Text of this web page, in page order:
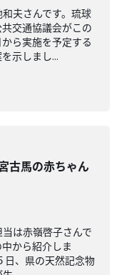
夫さんです。琉球
交通協議会がこの
ら実施を予定する
示しまし...
古馬の赤ちゃん
は赤嶺啓子さんで
から紹介しま
日、県の天然記念物